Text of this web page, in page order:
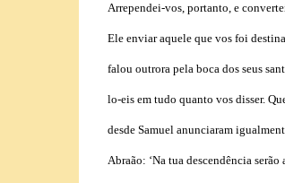
Arrependei-vos, portanto, e
Ele enviar aquele que vos foi
falou outrora pela boca dos seus
lo-eis em tudo quanto vos disser.
desde Samuel anunciaram
Abraão: ‘Na tua descendência